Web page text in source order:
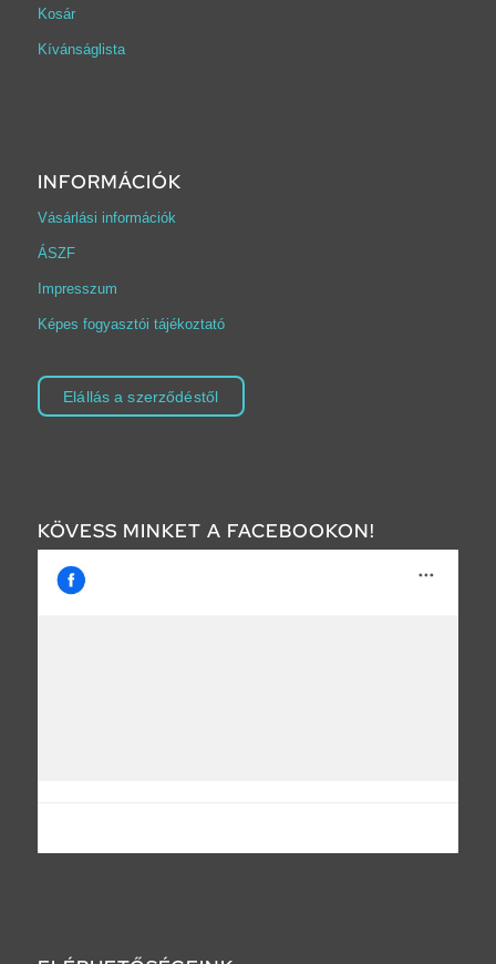
Kosár
Kívánságlista
INFORMÁCIÓK
Vásárlási információk
ÁSZF
Impresszum
Képes fogyasztói tájékoztató
Elállás a szerződéstől
KÖVESS MINKET A FACEBOOKON!